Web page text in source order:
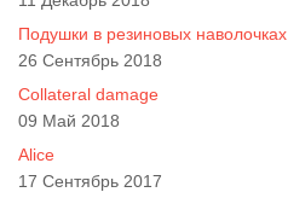
Подушки в резиновых наволочках
26 Сентябрь 2018
Collateral damage
09 Май 2018
Alice
17 Сентябрь 2017